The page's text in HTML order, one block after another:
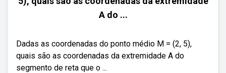
A do ...
Dadas as coordenadas do ponto médio M = (2, 5),
quais são as coordenadas da extremidade A do
segmento de reta que o ...